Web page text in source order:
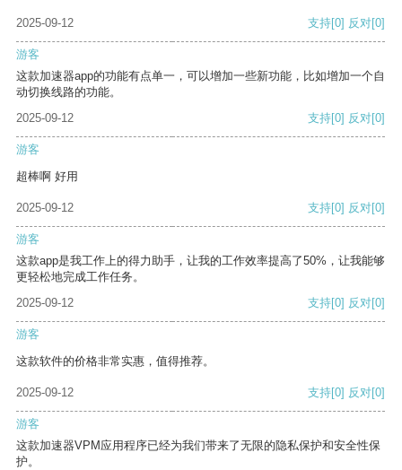
2025-09-12 支持[0] 反对[0]
游客
这款加速器app的功能有点单一，可以增加一些新功能，比如增加一个自
动切换线路的功能。
2025-09-12
支持[0] 反对[0]
游客
超棒啊 好用
2025-09-12 支持[0] 反对[0]
游客
这款app是我工作上的得力助手，让我的工作效率提高了50%，让我能够
更轻松地完成工作任务。
2025-09-12
支持[0] 反对[0]
游客
这款软件的价格非常实惠，值得推荐。
2025-09-12 支持[0] 反对[0]
游客
这款加速器VPM应用程序已经为我们带来了无限的隐私保护和安全性保
护。